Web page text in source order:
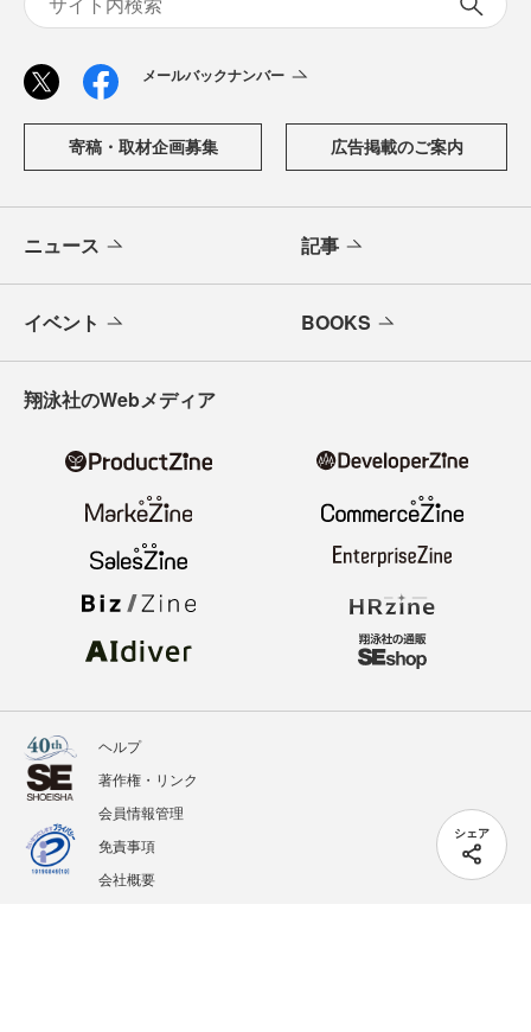
シェア
メールバックナンバー
寄稿・取材企画募集 広告掲載のご案内
ニュース 記事
イベント BOOKS
翔泳社のWebメディア
ヘルプ
著作権・リンク
会員情報管理
免責事項
会社概要